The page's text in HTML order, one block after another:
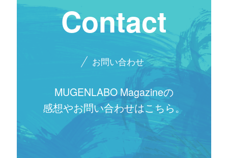
Contact
お問い合わせ
MUGENLABO Magazineの
感想やお問い合わせはこちら。